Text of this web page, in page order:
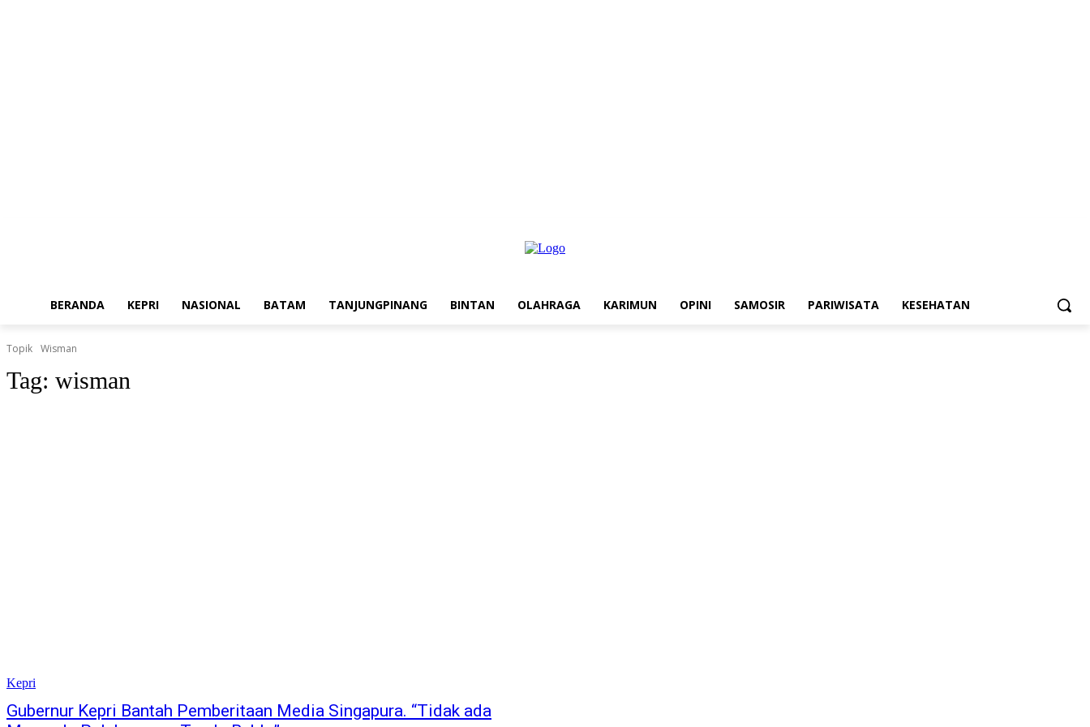
BERANDA KEPRI NASIONAL BATAM TANJUNGPINANG BINTAN OLAHRAGA KARIMUN OPINI SAMOSIR PARIWISATA KESEHATAN
Topik Wisman
Tag: wisman
Kepri
Gubernur Kepri Bantah Pemberitaan Media Singapura. “Tidak ada